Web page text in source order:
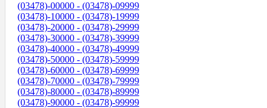
(03478)-00000 - (03478)-09999
(03478)-10000 - (03478)-19999
(03478)-20000 - (03478)-29999
(03478)-30000 - (03478)-39999
(03478)-40000 - (03478)-49999
(03478)-50000 - (03478)-59999
(03478)-60000 - (03478)-69999
(03478)-70000 - (03478)-79999
(03478)-80000 - (03478)-89999
(03478)-90000 - (03478)-99999